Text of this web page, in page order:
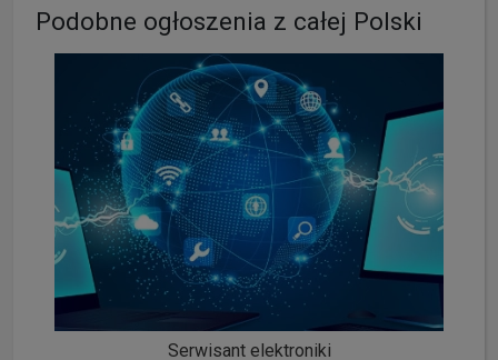
Podobne ogłoszenia z całej Polski
Serwisant elektroniki